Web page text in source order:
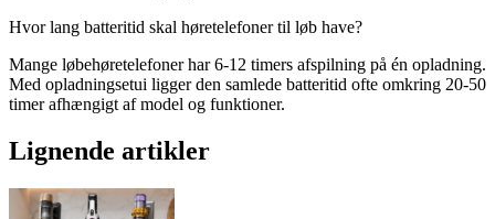
Hvor lang batteritid skal høretelefoner til løb have?
Mange løbehøretelefoner har 6-12 timers afspilning på én opladning.
Med opladningsetui ligger den samlede batteritid ofte omkring 20-50
timer afhængigt af model og funktioner.
Lignende artikler